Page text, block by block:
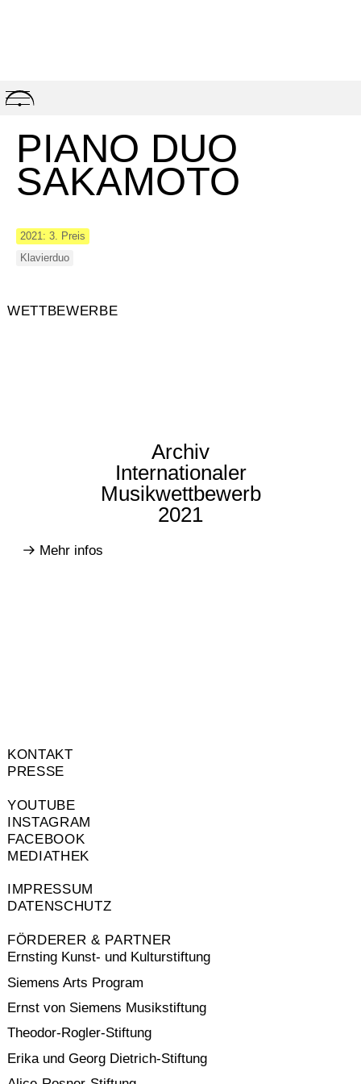
Skip
to
PIANO DUO
SAKAMOTO
2021: 3. Preis
Klavierduo
WETTBEWERBE
Archiv
Internationaler
Musikwettbewerb
2021
Mehr infos
KONTAKT
PRESSE
YOUTUBE
INSTAGRAM
FACEBOOK
MEDIATHEK
IMPRESSUM
DATENSCHUTZ
FÖRDERER & PARTNER
Ernsting Kunst- und Kulturstiftung
Siemens Arts Program
Ernst von Siemens Musikstiftung
Theodor-Rogler-Stiftung
Erika und Georg Dietrich-Stiftung